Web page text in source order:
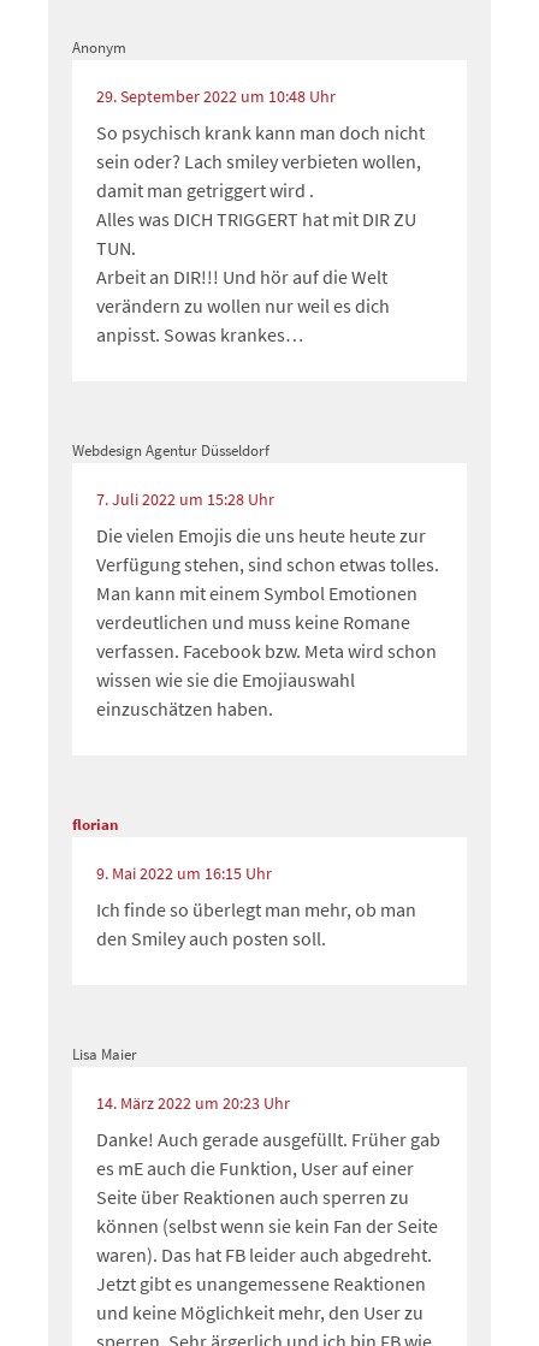
Anonym
29. September 2022 um 10:48 Uhr
So psychisch krank kann man doch nicht
sein oder? Lach smiley verbieten wollen,
damit man getriggert wird .
Alles was DICH TRIGGERT hat mit DIR ZU
TUN.
Arbeit an DIR!!! Und hör auf die Welt
verändern zu wollen nur weil es dich
anpisst. Sowas krankes…
Webdesign Agentur Düsseldorf
7. Juli 2022 um 15:28 Uhr
Die vielen Emojis die uns heute heute zur
Verfügung stehen, sind schon etwas tolles.
Man kann mit einem Symbol Emotionen
verdeutlichen und muss keine Romane
verfassen. Facebook bzw. Meta wird schon
wissen wie sie die Emojiauswahl
einzuschätzen haben.
florian
9. Mai 2022 um 16:15 Uhr
Ich finde so überlegt man mehr, ob man
den Smiley auch posten soll.
Lisa Maier
14. März 2022 um 20:23 Uhr
Danke! Auch gerade ausgefüllt. Früher gab
es mE auch die Funktion, User auf einer
Seite über Reaktionen auch sperren zu
können (selbst wenn sie kein Fan der Seite
waren). Das hat FB leider auch abgedreht.
Jetzt gibt es unangemessene Reaktionen
und keine Möglichkeit mehr, den User zu
sperren. Sehr ärgerlich und ich bin FB wie